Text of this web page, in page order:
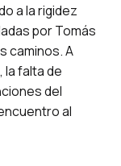
a la rigidez
por Tomás
caminos. A
la falta de
del
al